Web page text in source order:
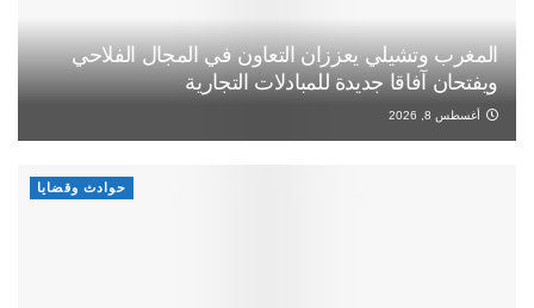
المغرب وتشيلي يعززان التعاون في المجال الفلاحي
ويفتحان آفاقا جديدة للمبادلات التجارية
أغسطس 8, 2026
حوادث وقضايا